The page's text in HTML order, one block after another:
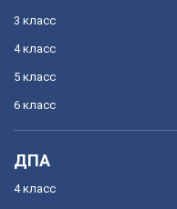
3 класс
4 класс
5 класс
6 класс
ДПА
4 класс